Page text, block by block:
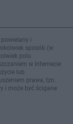
i
sposób (w
polu
w Internecie
lub
prawa, tzn.
i może być ścigane